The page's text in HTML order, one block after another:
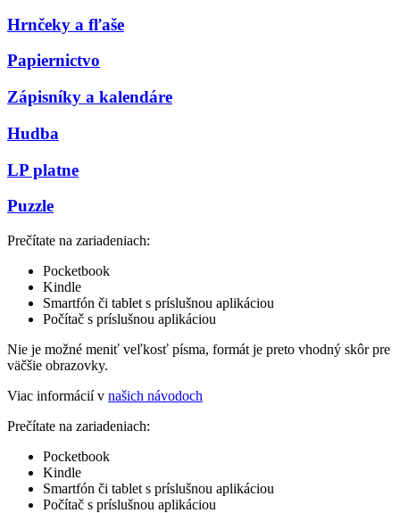
Hrnčeky a fľaše
Papiernictvo
Zápisníky a kalendáre
Hudba
LP platne
Puzzle
Prečítate na zariadeniach:
Pocketbook
Kindle
Smartfón či tablet s príslušnou aplikáciou
Počítač s príslušnou aplikáciou
Nie je možné meniť veľkosť písma, formát je preto vhodný skôr pre
väčšie obrazovky.
Viac informácií v našich návodoch
Prečítate na zariadeniach:
Pocketbook
Kindle
Smartfón či tablet s príslušnou aplikáciou
Počítač s príslušnou aplikáciou